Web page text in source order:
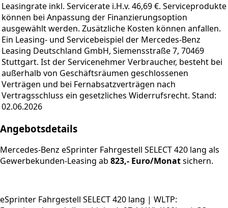
Leasingrate inkl. Servicerate i.H.v. 46,69 €. Serviceprodukte
können bei Anpassung der Finanzierungsoption
ausgewählt werden. Zusätzliche Kosten können anfallen.
Ein Leasing- und Servicebeispiel der Mercedes-Benz
Leasing Deutschland GmbH, Siemensstraße 7, 70469
Stuttgart. Ist der Servicenehmer Verbraucher, besteht bei
außerhalb von Geschäftsräumen geschlossenen
Verträgen und bei Fernabsatzverträgen nach
Vertragsschluss ein gesetzliches Widerrufsrecht. Stand:
02.06.2026
Angebotsdetails
Mercedes-Benz eSprinter Fahrgestell SELECT 420 lang als
Gewerbekunden-Leasing ab 823,- Euro/Monatsichern.
eSprinter Fahrgestell SELECT 420 lang | WLTP: